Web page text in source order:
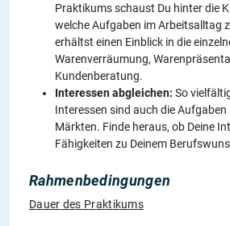
Praktikums schaust Du hinter die
welche Aufgaben im Arbeitsalltag
erhältst einen Einblick in die
Warenverräumung,
Kundenberatung.
Interessen abgleichen: So
Interessen sind auch die Aufgaben
Märkten. Finde heraus, ob Deine
Fähigkeiten zu Deinem
Rahmenbedingungen
Dauer des Praktikums